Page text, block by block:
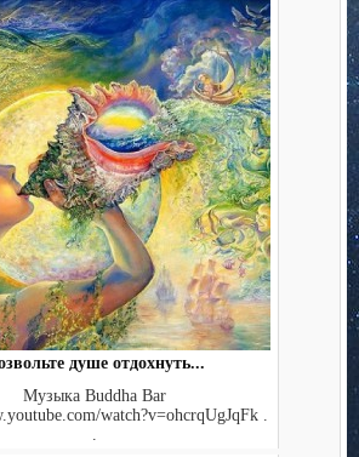
душе отдохнуть...
Музыка Buddha Bar
watch?v=ohcrqUgJqFk .